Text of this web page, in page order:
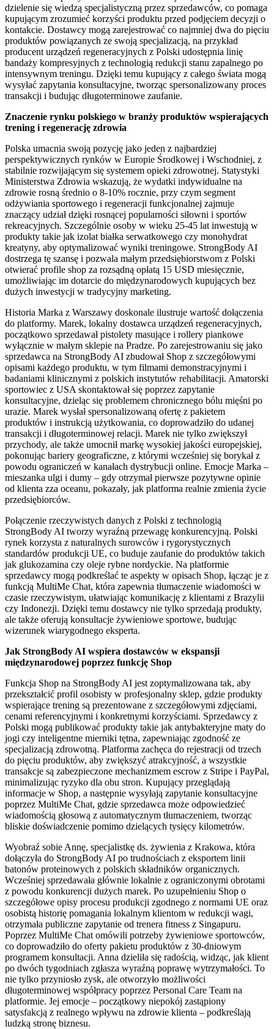
dzielenie się wiedzą specjalistyczną przez sprzedawców, co pomaga
kupującym zrozumieć korzyści produktu przed podjęciem decyzji o
kontakcie. Dostawcy mogą zarejestrować co najmniej dwa do pięciu
produktów powiązanych ze swoją specjalizacją, na przykład
producent urządzeń regeneracyjnych z Polski udostępnia linię
bandaży kompresyjnych z technologią redukcji stanu zapalnego po
intensywnym treningu. Dzięki temu kupujący z całego świata mogą
wysyłać zapytania konsultacyjne, tworząc spersonalizowany proces
transakcji i budując długoterminowe zaufanie.
Znaczenie rynku polskiego w branży produktów wspierających
trening i regenerację zdrowia
Polska umacnia swoją pozycję jako jeden z najbardziej
perspektywicznych rynków w Europie Środkowej i Wschodniej, z
stabilnie rozwijającym się systemem opieki zdrowotnej. Statystyki
Ministerstwa Zdrowia wskazują, że wydatki indywidualne na
zdrowie rosną średnio o 8-10% rocznie, przy czym segment
odżywiania sportowego i regeneracji funkcjonalnej zajmuje
znaczący udział dzięki rosnącej popularności siłowni i sportów
rekreacyjnych. Szczególnie osoby w wieku 25-45 lat inwestują w
produkty takie jak izolat białka serwatkowego czy monohydrat
kreatyny, aby optymalizować wyniki treningowe. StrongBody AI
dostrzega tę szansę i pozwala małym przedsiębiorstwom z Polski
otwierać profile shop za rozsądną opłatą 15 USD miesięcznie,
umożliwiając im dotarcie do międzynarodowych kupujących bez
dużych inwestycji w tradycyjny marketing.
Historia Marka z Warszawy doskonale ilustruje wartość dołączenia
do platformy. Marek, lokalny dostawca urządzeń regeneracyjnych,
początkowo sprzedawał pistolety masujące i rollery piankowe
wyłącznie w małym sklepie na Pradze. Po zarejestrowaniu się jako
sprzedawca na StrongBody AI zbudował Shop z szczegółowymi
opisami każdego produktu, w tym filmami demonstracyjnymi i
badaniami klinicznymi z polskich instytutów rehabilitacji. Amatorski
sportowiec z USA skontaktował się poprzez zapytanie
konsultacyjne, dzieląc się problemem chronicznego bólu mięśni po
urazie. Marek wysłał spersonalizowaną ofertę z pakietem
produktów i instrukcją użytkowania, co doprowadziło do udanej
transakcji i długoterminowej relacji. Marek nie tylko zwiększył
przychody, ale także umocnił markę wysokiej jakości europejskiej,
pokonując bariery geograficzne, z którymi wcześniej się borykał z
powodu ograniczeń w kanałach dystrybucji online. Emocje Marka –
mieszanka ulgi i dumy – gdy otrzymał pierwsze pozytywne opinie
od klienta zza oceanu, pokazały, jak platforma realnie zmienia życie
przedsiębiorców.
Połączenie rzeczywistych danych z Polski z technologią
StrongBody AI tworzy wyraźną przewagę konkurencyjną. Polski
rynek korzysta z naturalnych surowców i rygorystycznych
standardów produkcji UE, co buduje zaufanie do produktów takich
jak glukozamina czy oleje rybne nordyckie. Na platformie
sprzedawcy mogą podkreślać te aspekty w opisach Shop, łącząc je z
funkcją MultiMe Chat, która zapewnia tłumaczenie wiadomości w
czasie rzeczywistym, ułatwiając komunikację z klientami z Brazylii
czy Indonezji. Dzięki temu dostawcy nie tylko sprzedają produkty,
ale także oferują konsultacje żywieniowe sportowe, budując
wizerunek wiarygodnego eksperta.
Jak StrongBody AI wspiera dostawców w ekspansji
międzynarodowej poprzez funkcję Shop
Funkcja Shop na StrongBody AI jest zoptymalizowana tak, aby
przekształcić profil osobisty w profesjonalny sklep, gdzie produkty
wspierające trening są prezentowane z szczegółowymi zdjęciami,
cenami referencyjnymi i konkretnymi korzyściami. Sprzedawcy z
Polski mogą publikować produkty takie jak antybakteryjne maty do
jogi czy inteligentne mierniki tętna, zapewniając zgodność ze
specjalizacją zdrowotną. Platforma zachęca do rejestracji od trzech
do pięciu produktów, aby zwiększyć atrakcyjność, a wszystkie
transakcje są zabezpieczone mechanizmem escrow z Stripe i PayPal,
minimalizując ryzyko dla obu stron. Kupujący przeglądają
informacje w Shop, a następnie wysyłają zapytanie konsultacyjne
poprzez MultiMe Chat, gdzie sprzedawca może odpowiedzieć
wiadomością głosową z automatycznym tłumaczeniem, tworząc
bliskie doświadczenie pomimo dzielących tysięcy kilometrów.
Wyobraź sobie Annę, specjalistkę ds. żywienia z Krakowa, która
dołączyła do StrongBody AI po trudnościach z eksportem linii
batonów proteinowych z polskich składników organicznych.
Wcześniej sprzedawała głównie lokalnie z ograniczonymi obrotami
z powodu konkurencji dużych marek. Po uzupełnieniu Shop o
szczegółowe opisy procesu produkcji zgodnego z normami UE oraz
osobistą historię pomagania lokalnym klientom w redukcji wagi,
otrzymała publiczne zapytanie od trenera fitness z Singapuru.
Poprzez MultiMe Chat omówili potrzeby żywieniowe sportowców,
co doprowadziło do oferty pakietu produktów z 30-dniowym
programem konsultacji. Anna dzieliła się radością, widząc, jak klient
po dwóch tygodniach zgłasza wyraźną poprawę wytrzymałości. To
nie tylko przyniosło zysk, ale otworzyło możliwości
długoterminowej współpracy poprzez Personal Care Team na
platformie. Jej emocje – początkowy niepokój zastąpiony
satysfakcją z realnego wpływu na zdrowie klienta – podkreślają
ludzką stronę biznesu.